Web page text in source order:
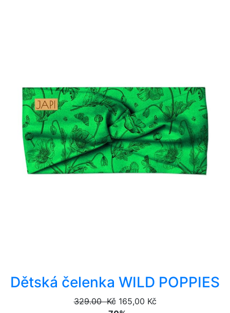
Dětská čelenka WILD POPPIES
329.00 Kč 165,00 Kč